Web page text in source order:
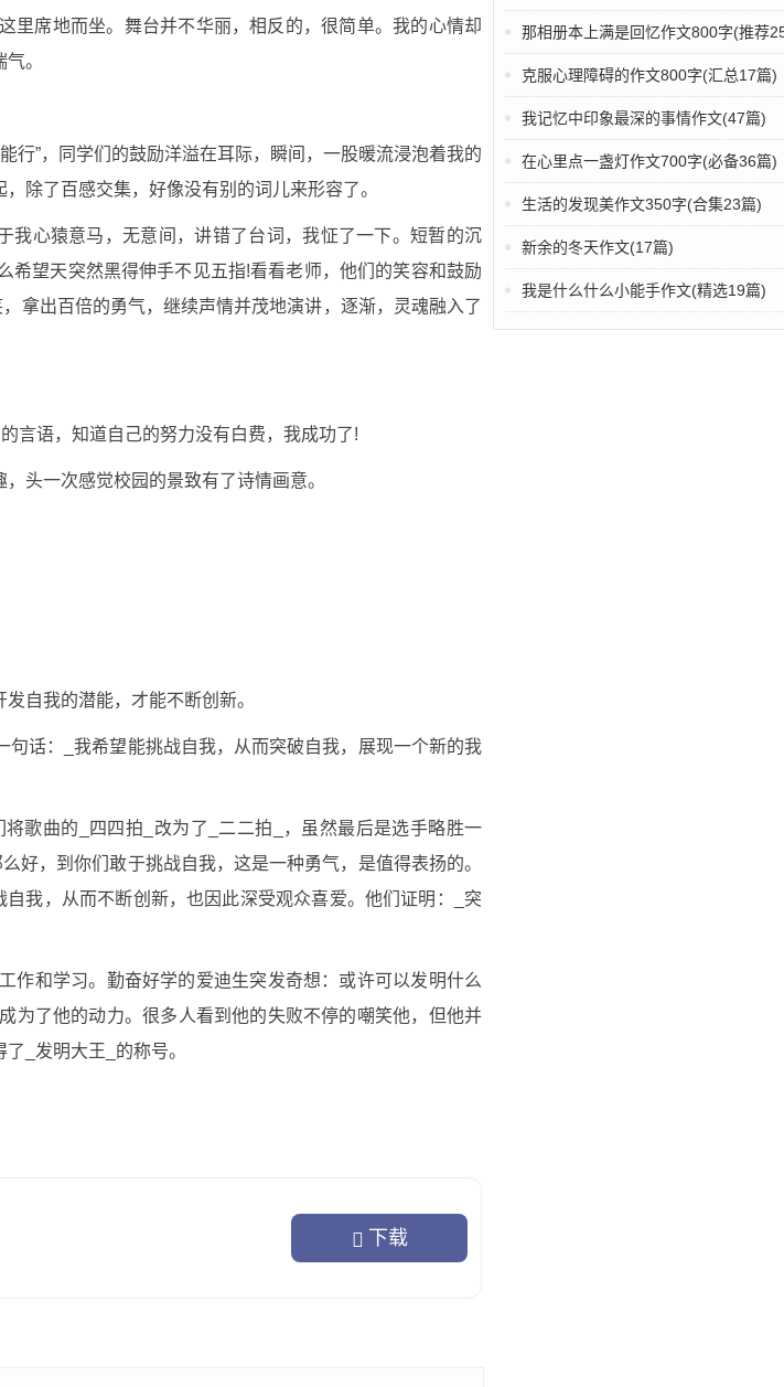
席地而坐。舞台并不华丽，相反的，很简单。我的心情却
。
行”，同学们的鼓励洋溢在耳际，瞬间，一股暖流浸泡着我的
除了百感交集，好像没有别的词儿来形容了。
我心猿意马，无意间，讲错了台词，我怔了一下。短暂的沉
望天突然黑得伸手不见五指!看看老师，他们的笑容和鼓励
拿出百倍的勇气，继续声情并茂地演讲，逐渐，灵魂融入了
言语，知道自己的努力没有白费，我成功了!
头一次感觉校园的景致有了诗情画意。
自我的潜能，才能不断创新。
话：_我希望能挑战自我，从而突破自我，展现一个新的我
歌曲的_四四拍_改为了_二二拍_，虽然最后是选手略胜一
好，到你们敢于挑战自我，这是一种勇气，是值得表扬的。
我，从而不断创新，也因此深受观众喜爱。他们证明：_突
作和学习。勤奋好学的爱迪生突发奇想：或许可以发明什么
为了他的动力。很多人看到他的失败不停的嘲笑他，但他并
_发明大王_的称号。
新。在这个瞬息万变的社会，我们要敢于打破常规，突破自
下载
那相册本上满是回忆作文800字(推荐
克服心理障碍的作文800字(汇总17篇)
我记忆中印象最深的事情作文(47篇)
在心里点一盏灯作文700字(必备36篇)
生活的发现美作文350字(合集23篇)
新余的冬天作文(17篇)
我是什么什么小能手作文(精选19篇)